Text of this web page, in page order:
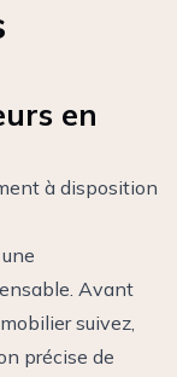
en
à disposition
Avant
suivez,
précise de